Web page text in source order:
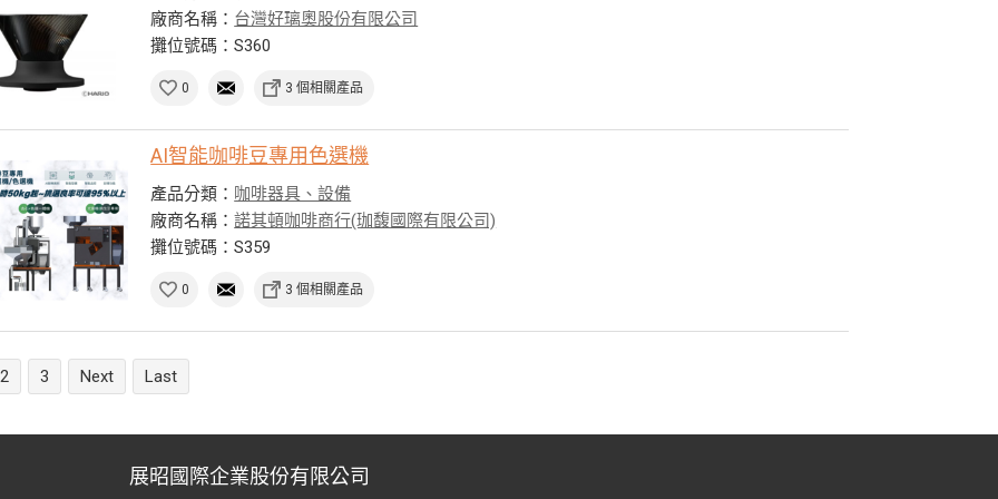
廠商名稱： 台灣好璃奧股份有限公司
攤位號碼：S360
0 3 個相關產品
AI智能咖啡豆專用色選機
產品分類： 咖啡器具、設備
廠商名稱：諾其頓咖啡商行(珈馥國際有限公司)
攤位號碼：S359
0 3 個相關產品
2 3 Next Last
展昭國際企業股份有限公司